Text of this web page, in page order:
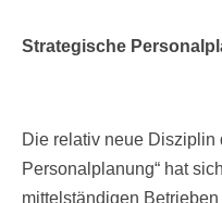
Strategische
Die relativ neue Disziplin
Personalplanung“ hat
mittelständigen